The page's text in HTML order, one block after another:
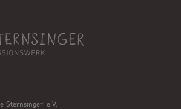
Sternsinger’ e.V.